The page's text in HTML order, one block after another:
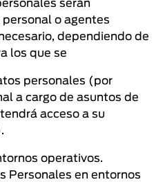
serán
o agentes
dependiendo de
los que se
personales (por
a cargo de asuntos de
acceso a su
operativos.
Personales en entornos